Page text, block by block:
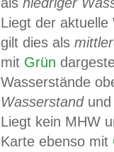
Liegt der
gilt dies als
mit Grün
Wasserstände
Wasserstandund
Liegt kein MHW
Karte ebenso mit